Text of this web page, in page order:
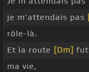
je m'attendais pas
rôle-là.
Et la route [Dm] fut
ma vie,